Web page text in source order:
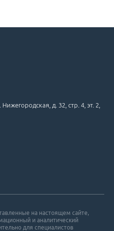
д. 32, стр. 4, эт. 2,
на настоящем сайте,
и аналитический
для специалистов